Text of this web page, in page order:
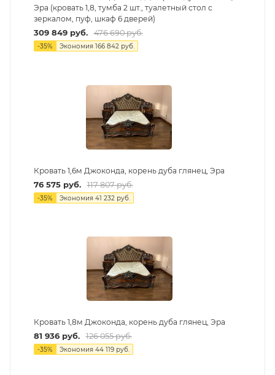
Эра (кровать 1,8, тумба 2 шт., туалетный стол с
зеркалом, пуф, шкаф 6 дверей)
309 849руб. 476 690руб.
-35% Экономия 166 842руб.
Кровать 1,6м Джоконда, корень дуба глянец, Эра
76 575руб. 117 807руб.
-35% Экономия 41 232руб.
Кровать 1,8м Джоконда, корень дуба глянец, Эра
81 936руб. 126 055руб.
-35% Экономия 44 119руб.